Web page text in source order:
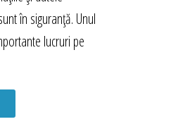
în siguranță. Unul
lucruri pe